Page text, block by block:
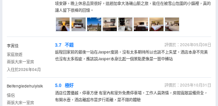
境安靜，晚上休息品質很好。這趟加拿大洛磯山脈之旅，能住在被雪山包圍的小鎮裡，真的
讓人留下很棒的回憶。
李寅佳
家庭旅遊
兩張大床一室房
入住於2026年04月
3.7 不錯
評價於：2026年05月08日
返程回家前的最後一站在Jasper度過，沒有太多期待所以也談不上失望，酒店本身不完美
也沒有太多瑕疵，應該説Jasper本身比起一個景點更像是一箇中轉站
Beifengledehuiyislk
情侶
兩張大床一室房
5.0 極好
評價於：2025年10月31日
酒店位置優越，停車方便 有室內和室外免費停車場，工作人員熱情，房間寬敞設備齊全，
有開水壺，酒店離超市是步行距離，是不錯的體驗